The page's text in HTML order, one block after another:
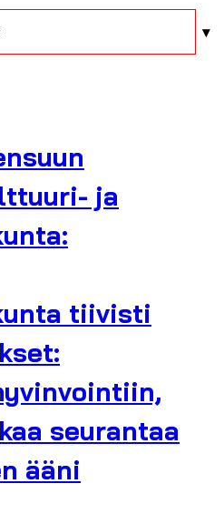
ja
tiivisti
seurantaa
ääni